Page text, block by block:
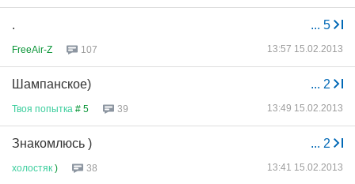
... 5
.
FreeAir-Z 107 13:57 15.02.2013
... 2
Шампанское)
Твоя попытка # 5 39 13:49 15.02.2013
... 2
Знакомлюсь )
холостяк ) 38 13:41 15.02.2013